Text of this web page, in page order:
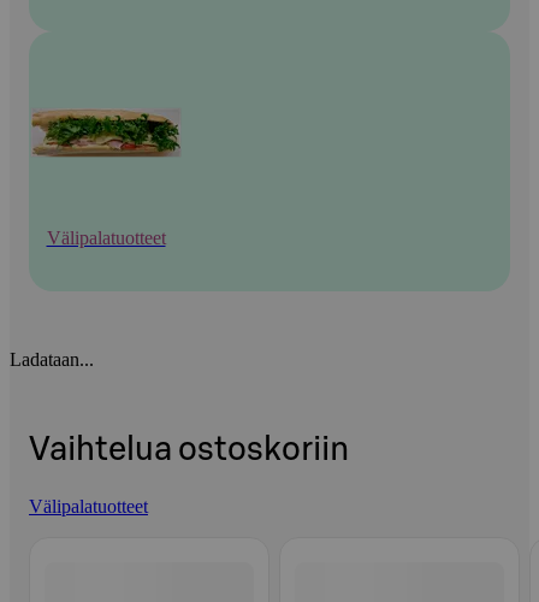
Välipalatuotteet
Ladataan...
Vaihtelua ostoskoriin
Välipalatuotteet